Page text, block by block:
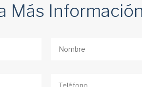
Más Información